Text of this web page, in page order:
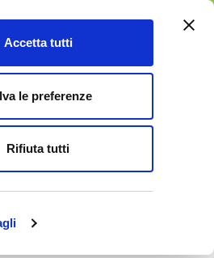
Accetta tutti
le preferenze
Rifiuta tutti
1.499,00 €
Compre este producto en cuotas